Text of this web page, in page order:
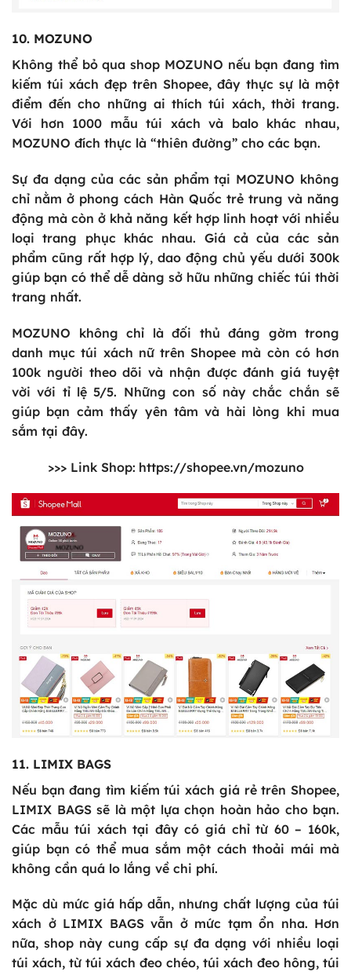
10. MOZUNO
Không thể bỏ qua shop MOZUNO nếu bạn đang tìm
kiếm túi xách đẹp trên Shopee, đây thực sự là một
điểm đến cho những ai thích túi xách, thời trang.
Với hơn 1000 mẫu túi xách và balo khác nhau,
MOZUNO đích thực là “thiên đường” cho các bạn.
Sự đa dạng của các sản phẩm tại MOZUNO không
chỉ nằm ở phong cách Hàn Quốc trẻ trung và năng
động mà còn ở khả năng kết hợp linh hoạt với nhiều
loại trang phục khác nhau. Giá cả của các sản
phẩm cũng rất hợp lý, dao động chủ yếu dưới 300k
giúp bạn có thể dễ dàng sở hữu những chiếc túi thời
trang nhất.
MOZUNO không chỉ là đối thủ đáng gờm trong
danh mục túi xách nữ trên Shopee mà còn có hơn
100k người theo dõi và nhận được đánh giá tuyệt
vời với tỉ lệ 5/5. Những con số này chắc chắn sẽ
giúp bạn cảm thấy yên tâm và hài lòng khi mua
sắm tại đây.
>>> Link Shop: https://shopee.vn/mozuno
11. LIMIX BAGS
Nếu bạn đang tìm kiếm túi xách giá rẻ trên Shopee,
LIMIX BAGS sẽ là một lựa chọn hoàn hảo cho bạn.
Các mẫu túi xách tại đây có giá chỉ từ 60 – 160k,
giúp bạn có thể mua sắm một cách thoải mái mà
không cần quá lo lắng về chi phí.
Mặc dù mức giá hấp dẫn, nhưng chất lượng của túi
xách ở LIMIX BAGS vẫn ở mức tạm ổn nha. Hơn
nữa, shop này cung cấp sự đa dạng với nhiều loại
túi xách, từ túi xách đeo chéo, túi xách đeo hông, túi